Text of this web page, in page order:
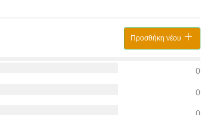
Προσθήκη νέου
0
0